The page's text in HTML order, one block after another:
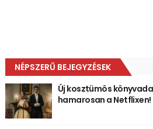
NÉPSZERŰ BEJEGYZÉSEK
Új kosztümös
hamarosan a Netflixen!